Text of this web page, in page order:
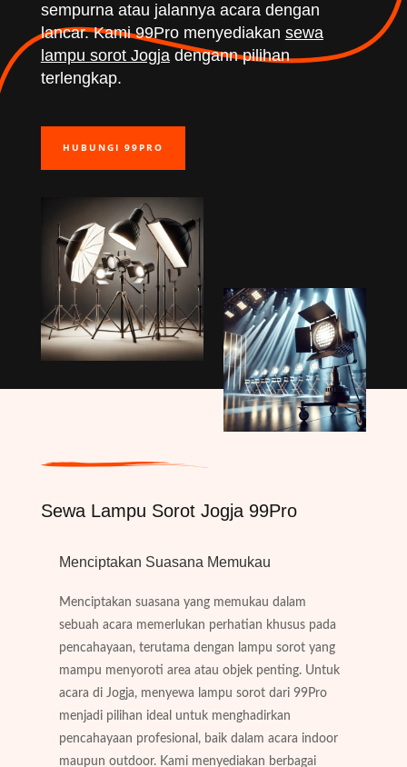
sempurna atau jalannya acara dengan
lancar. Kami 99Pro menyediakan sewa
lampu sorot Jogjadengann pilihan
terlengkap.
HUBUNGI 99PRO
Sewa Lampu Sorot Jogja 99Pro
Menciptakan Suasana Memukau
Menciptakan suasana yang memukau dalam
sebuah acara memerlukan perhatian khusus pada
pencahayaan, terutama dengan lampu sorot yang
mampu menyoroti area atau objek penting. Untuk
acara di Jogja, menyewa lampu sorot dari 99Pro
menjadi pilihan ideal untuk menghadirkan
pencahayaan profesional, baik dalam acara indoor
maupun outdoor. Kami menyediakan berbagai